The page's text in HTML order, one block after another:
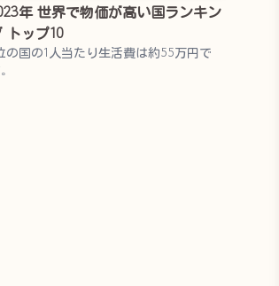
年 世界で物価が高い国ランキン
トップ10
の国の1人当たり生活費は約55万円で